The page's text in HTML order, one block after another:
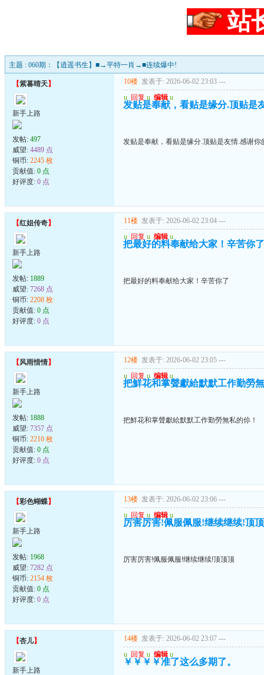
站
主题 : 060期：【逍遥书生】■→平特一肖→■连续爆中!
【紫暮晴天】
新手上路
发帖: 497
威望: 4489 点
铜币: 2245 枚
贡献值: 0 点
好评度: 0 点
10楼 发表于: 2026-06-02 23:03 ---
u 回复 u 编辑 u
发贴是奉献，看贴是缘分.顶贴是
发贴是奉献，看贴是缘分.顶贴是友情.感谢你
【红姐传奇】
新手上路
发帖: 1889
威望: 7268 点
铜币: 2208 枚
贡献值: 0 点
好评度: 0 点
11楼 发表于: 2026-06-02 23:04 ---
u 回复 u 编辑 u
把最好的料奉献给大家！辛苦你了
把最好的料奉献给大家！辛苦你了
【风雨惜情】
新手上路
发帖: 1888
威望: 7357 点
铜币: 2210 枚
贡献值: 0 点
好评度: 0 点
12楼 发表于: 2026-06-02 23:05 ---
u 回复 u 编辑 u
把鮮花和掌聲獻給默默工作勤勞
把鮮花和掌聲獻給默默工作勤勞無私的伱！
【彩色蝴蝶】
新手上路
发帖: 1968
威望: 7282 点
铜币: 2154 枚
贡献值: 0 点
好评度: 0 点
13楼 发表于: 2026-06-02 23:06 ---
u 回复 u 编辑 u
厉害厉害!佩服佩服!继续继续!顶
厉害厉害!佩服佩服!继续继续!顶顶顶
【杏儿】
新手上路
14楼 发表于: 2026-06-02 23:07 ---
u 回复 u 编辑 u
￥￥￥￥准了这么多期了。